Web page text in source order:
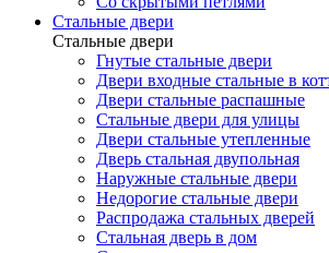
Стальные двери
Стальные двери
Гнутые стальные двери
Двери входные стальные в
Двери стальные распашные
Стальные двери для улицы
Двери стальные утепленные
Дверь стальная двупольная
Наружные стальные двери
Недорогие стальные двери
Распродажа стальных дверей
Стальная дверь в дом